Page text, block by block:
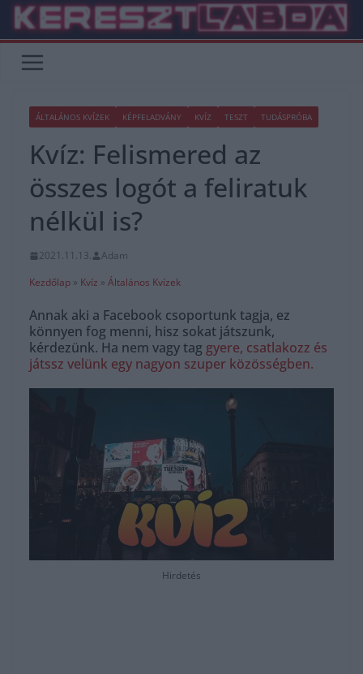
Skip
content
ÁLTALÁNOS KVÍZEK KÉPFELADVÁNY KVÍZ TESZT TUDÁSPRÓBA
Kvíz: Felismered az
összes logót a feliratuk
nélkül is?
2021.11.13.
Adam
Kezdőlap » Kvíz » Általános Kvízek
Annak aki a Facebook csoportunk tagja, ez
könnyen fog menni, hisz sokat játszunk,
kérdezünk. Ha nem vagy tag gyere, csatlakozz és
játssz velünk egy nagyon szuper közösségben.
Hirdetés